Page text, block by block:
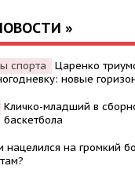
»
спорта
Царенко
новые
Кличко-младший в
баскетбола
нацелился на громкий